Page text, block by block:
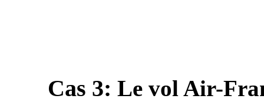
Cas 3: Le vol Air-